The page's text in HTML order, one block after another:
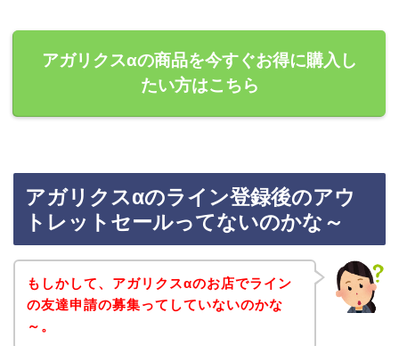
アガリクスαの商品を今すぐお得に購入し
たい方はこちら
アガリクスαのライン登録後のアウ
トレットセールってないのかな～
もしかして、アガリクスαのお店でライン
の友達申請の募集ってしていないのかな
～。